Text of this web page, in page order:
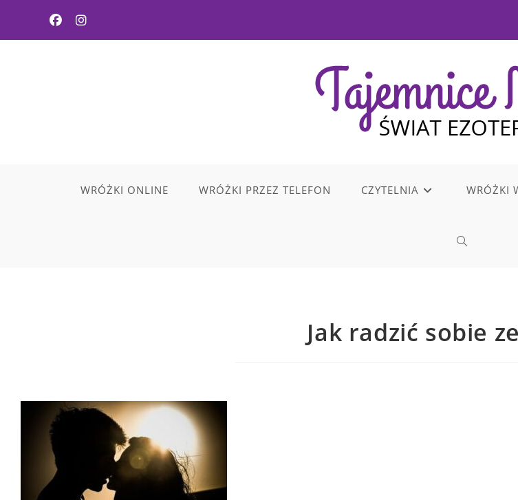
WRÓŻKI ONLINE WRÓŻKI PRZEZ TELEFON CZYTELNIA WRÓŻKI
Jak radzić sobie